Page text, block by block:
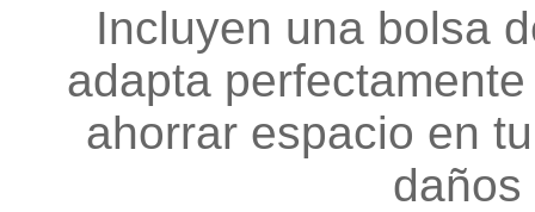
Incluyen una bolsa
adapta
ahorrar espacio en